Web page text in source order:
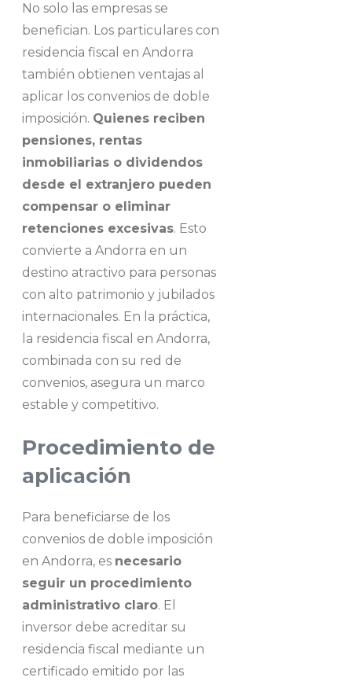
No solo las empresas se
benefician. Los particulares con
residencia fiscal en Andorra
también obtienen ventajas al
aplicar los convenios de doble
imposición. Quienes reciben
pensiones, rentas
inmobiliarias o dividendos
desde el extranjero pueden
compensar o eliminar
retenciones excesivas. Esto
convierte a Andorra en un
destino atractivo para personas
con alto patrimonio y jubilados
internacionales. En la práctica,
la residencia fiscal en Andorra,
combinada con su red de
convenios, asegura un marco
estable y competitivo.
Procedimiento de
aplicación
Para beneficiarse de los
convenios de doble imposición
en Andorra, es necesario
seguir un procedimiento
administrativo claro. El
inversor debe acreditar su
residencia fiscal mediante un
certificado emitido por las